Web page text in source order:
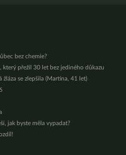
bez chemie?
který přežil 30 let bez jediného důkazu
žláza se zlepšila (Martina, 41 let)
jak byste měla vypadat?